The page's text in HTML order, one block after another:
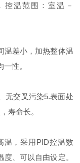
温范围：室温－
差小，加热整体温
性。
交叉污染5.表面处
寿命长。
，采用PID控温数
、可以自由设定。